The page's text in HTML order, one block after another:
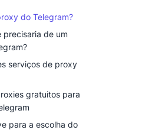
do Telegram?
precisaria de um
serviços de proxy
gratuitos para
para a escolha do